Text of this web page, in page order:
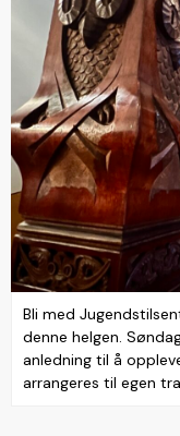
Bli med
denne helgen.
anledning til å
arrangeres til egen